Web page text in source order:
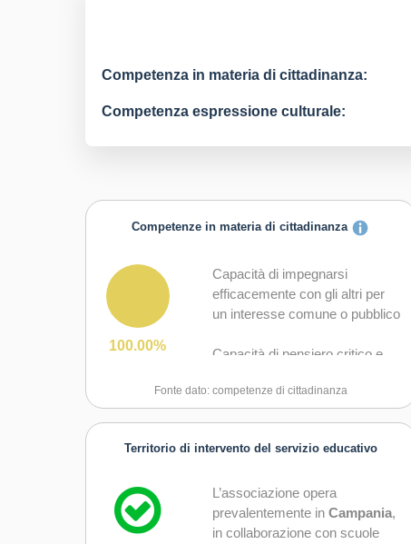
Competenza in materia di cittadinanza:
Competenza espressione culturale:
Competenze in materia di cittadinanza
100.00%
Capacità di impegnarsi
efficacemente con gli altri per
un interesse comune o pubblico
Capacità di pensiero critico e
dei problemi
Fonte dato: competenze di cittadinanza
Territorio di intervento del servizio educativo
L’associazione opera
prevalentemente inCampania,
in collaborazione con scuole